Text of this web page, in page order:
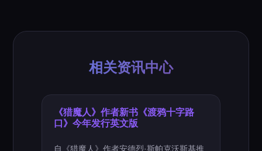
相关资讯中心
《猎魔人》作者新书《渡鸦十字路
口》今年发行英文版
自《猎魔人》作者安德烈·斯帕克沃斯基推